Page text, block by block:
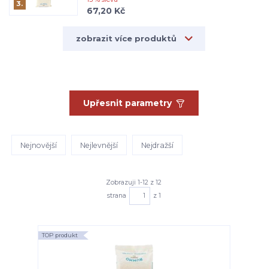
3.
67,20 Kč
zobrazit více produktů
Upřesnit parametry
Nejnovější Nejlevnější Nejdražší
Zobrazuji 1-12 z 12
strana
z 1
TOP produkt